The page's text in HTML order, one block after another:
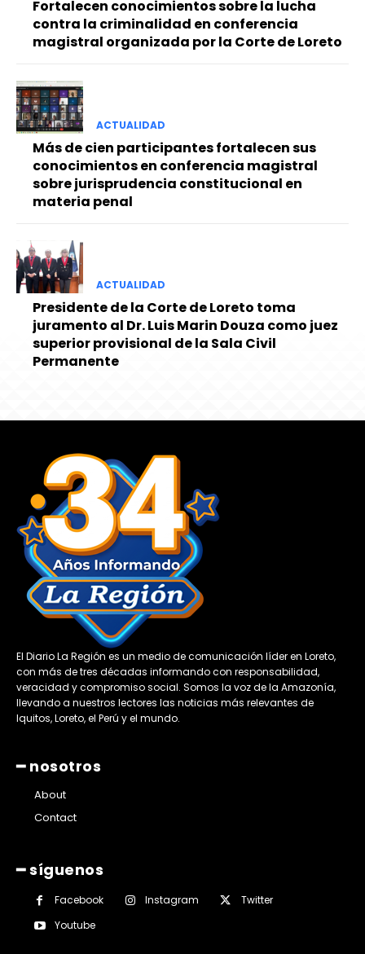
Fortalecen conocimientos sobre la lucha
contra la criminalidad en conferencia
magistral organizada por la Corte de Loreto
ACTUALIDAD
Más de cien participantes fortalecen sus
conocimientos en conferencia magistral
sobre jurisprudencia constitucional en
materia penal
ACTUALIDAD
Presidente de la Corte de Loreto toma
juramento al Dr. Luis Marin Douza como juez
superior provisional de la Sala Civil
Permanente
El Diario La Región es un medio de comunicación líder en Loreto,
con más de tres décadas informando con responsabilidad,
veracidad y compromiso social. Somos la voz de la Amazonía,
llevando a nuestros lectores las noticias más relevantes de
Iquitos, Loreto, el Perú y el mundo.
━ nosotros
About
Contact
━ síguenos
Facebook Instagram
Twitter
Youtube